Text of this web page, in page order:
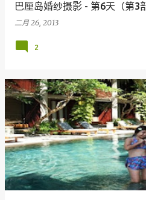
巴厘岛婚纱摄影 - 第6天（第3
二月 26, 2013
2